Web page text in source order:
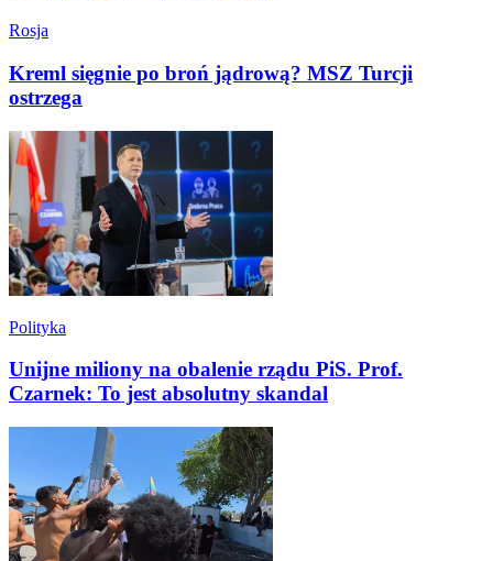
Rosja
Kreml sięgnie po broń jądrową? MSZ Turcji
ostrzega
Polityka
Unijne miliony na obalenie rządu PiS. Prof.
Czarnek: To jest absolutny skandal